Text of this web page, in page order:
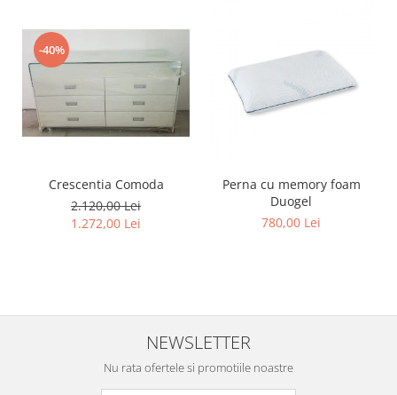
-40%
Crescentia Comoda
2.120,00 Lei
1.272,00 Lei
Perna cu memory foam
Duogel
780,00 Lei
NEWSLETTER
Nu rata ofertele si promotiile noastre